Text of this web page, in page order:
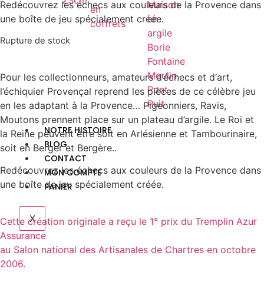
en
coffrets
Maison
en
argile
Borie
Fontaine
Moulin
Pont
Puit
NOTRE HISTOIRE
BLOG
CONTACT
MON COMPTE
PANIER
X
Redécouvrez les échecs aux couleurs de la Provence dans
une boîte de jeu spécialement créée.
Rupture de stock
Pour les collectionneurs, amateurs d’échecs et d‘art,
l’échiquier Provençal reprend les pièces de ce célèbre jeu
en les adaptant à la Provence… Pigeonniers, Ravis,
Moutons prennent place sur un plateau d’argile. Le Roi et
la Reine peuvent être soit en Arlésienne et Tambourinaire,
soit en Berger et Bergère..
Redécouvrez les échecs aux couleurs de la Provence dans
une boîte de jeu spécialement créée.
Cette création originale a reçu le 1° prix du Tremplin Azur
Assurance
au Salon national des Artisanales de Chartres en octobre
2006.